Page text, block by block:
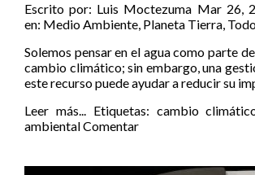
Escrito por: Luis Moctezuma Mar 26,
en: Medio Ambiente, Planeta Tierra,
Solemos pensar en el agua como parte
cambio climático; sin embargo, una
este recurso puede ayudar a reducir su
Leer más... Etiquetas: cambio
ambientalComentar